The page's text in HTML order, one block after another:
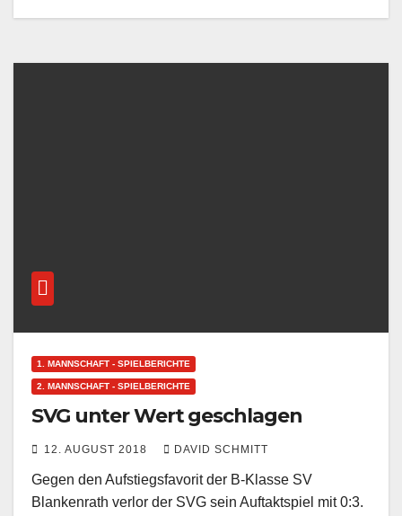
1. MANNSCHAFT - SPIELBERICHTE
2. MANNSCHAFT - SPIELBERICHTE
SVG unter Wert geschlagen
12. AUGUST 2018 DAVID SCHMITT
Gegen den Aufstiegsfavorit der B-Klasse SV
Blankenrath verlor der SVG sein Auftaktspiel mit 0:3.